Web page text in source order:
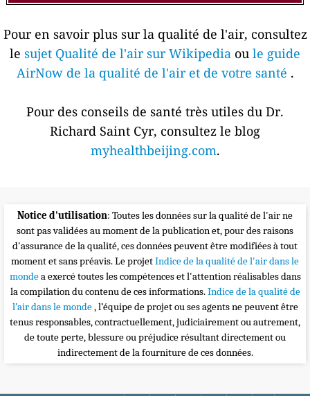
Pour en savoir plus sur la qualité de l'air, consultez
le sujet Qualité de l'air sur Wikipedia ou le guide
AirNow de la qualité de l'air et de votre santé .
Pour des conseils de santé très utiles du Dr.
Richard Saint Cyr, consultez le blog
myhealthbeijing.com.
Notice d'utilisation: Toutes les données sur la qualité de l'air ne
sont pas validées au moment de la publication et, pour des raisons
d'assurance de la qualité, ces données peuvent être modifiées à tout
moment et sans préavis. Le projetIndice de la qualité de l'air dans le
mondea exercé toutes les compétences et l'attention réalisables dans
la compilation du contenu de ces informations.Indice de la qualité de
l’air dans le monde, l’équipe de projet ou ses agents ne peuvent être
tenus responsables, contractuellement, judiciairement ou autrement,
de toute perte, blessure ou préjudice résultant directement ou
indirectement de la fourniture de ces données.